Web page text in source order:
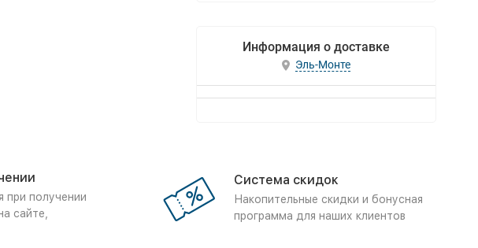
Информация о доставке
Эль-Монте
при получении
сайте,
Система скидок
Накопительные скидки и бонусная
программа для наших клиентов